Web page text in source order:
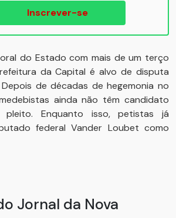
Inscrever-se
do Estado com mais de um terço
da Capital é alvo de disputa
de décadas de hegemonia no
ainda não têm candidato
Enquanto isso, petistas já
federal Vander Loubet como
Jornal da Nova